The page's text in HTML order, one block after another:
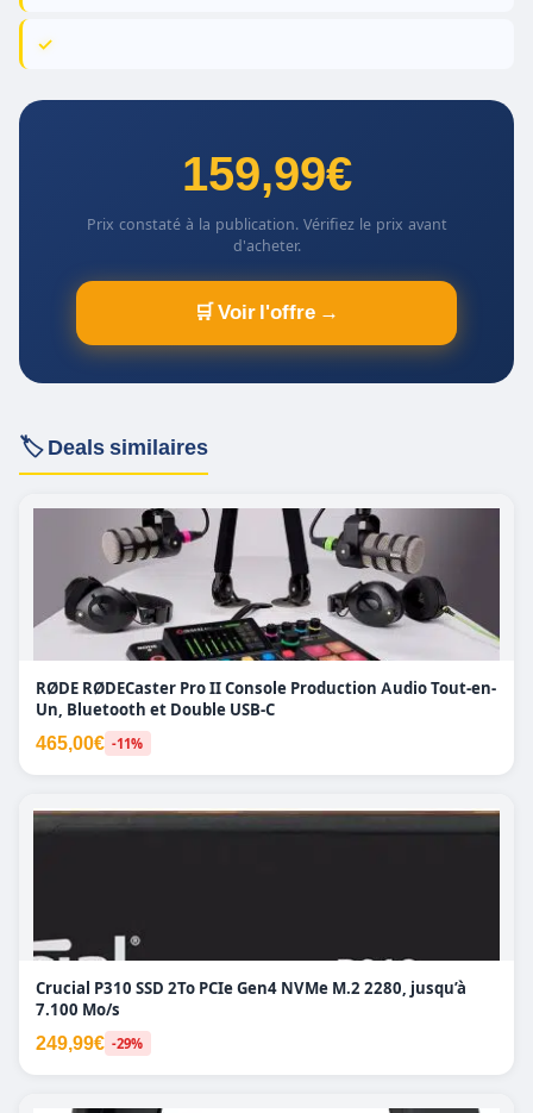
159,99€
Prix constaté à la publication. Vérifiez le prix avant
d'acheter.
🛒 Voir l'offre →
🏷️ Deals similaires
RØDE RØDECaster Pro II Console Production Audio Tout-en-
Un, Bluetooth et Double USB-C
465,00€ -11%
Crucial P310 SSD 2To PCIe Gen4 NVMe M.2 2280, jusqu’à
7.100 Mo/s
249,99€ -29%